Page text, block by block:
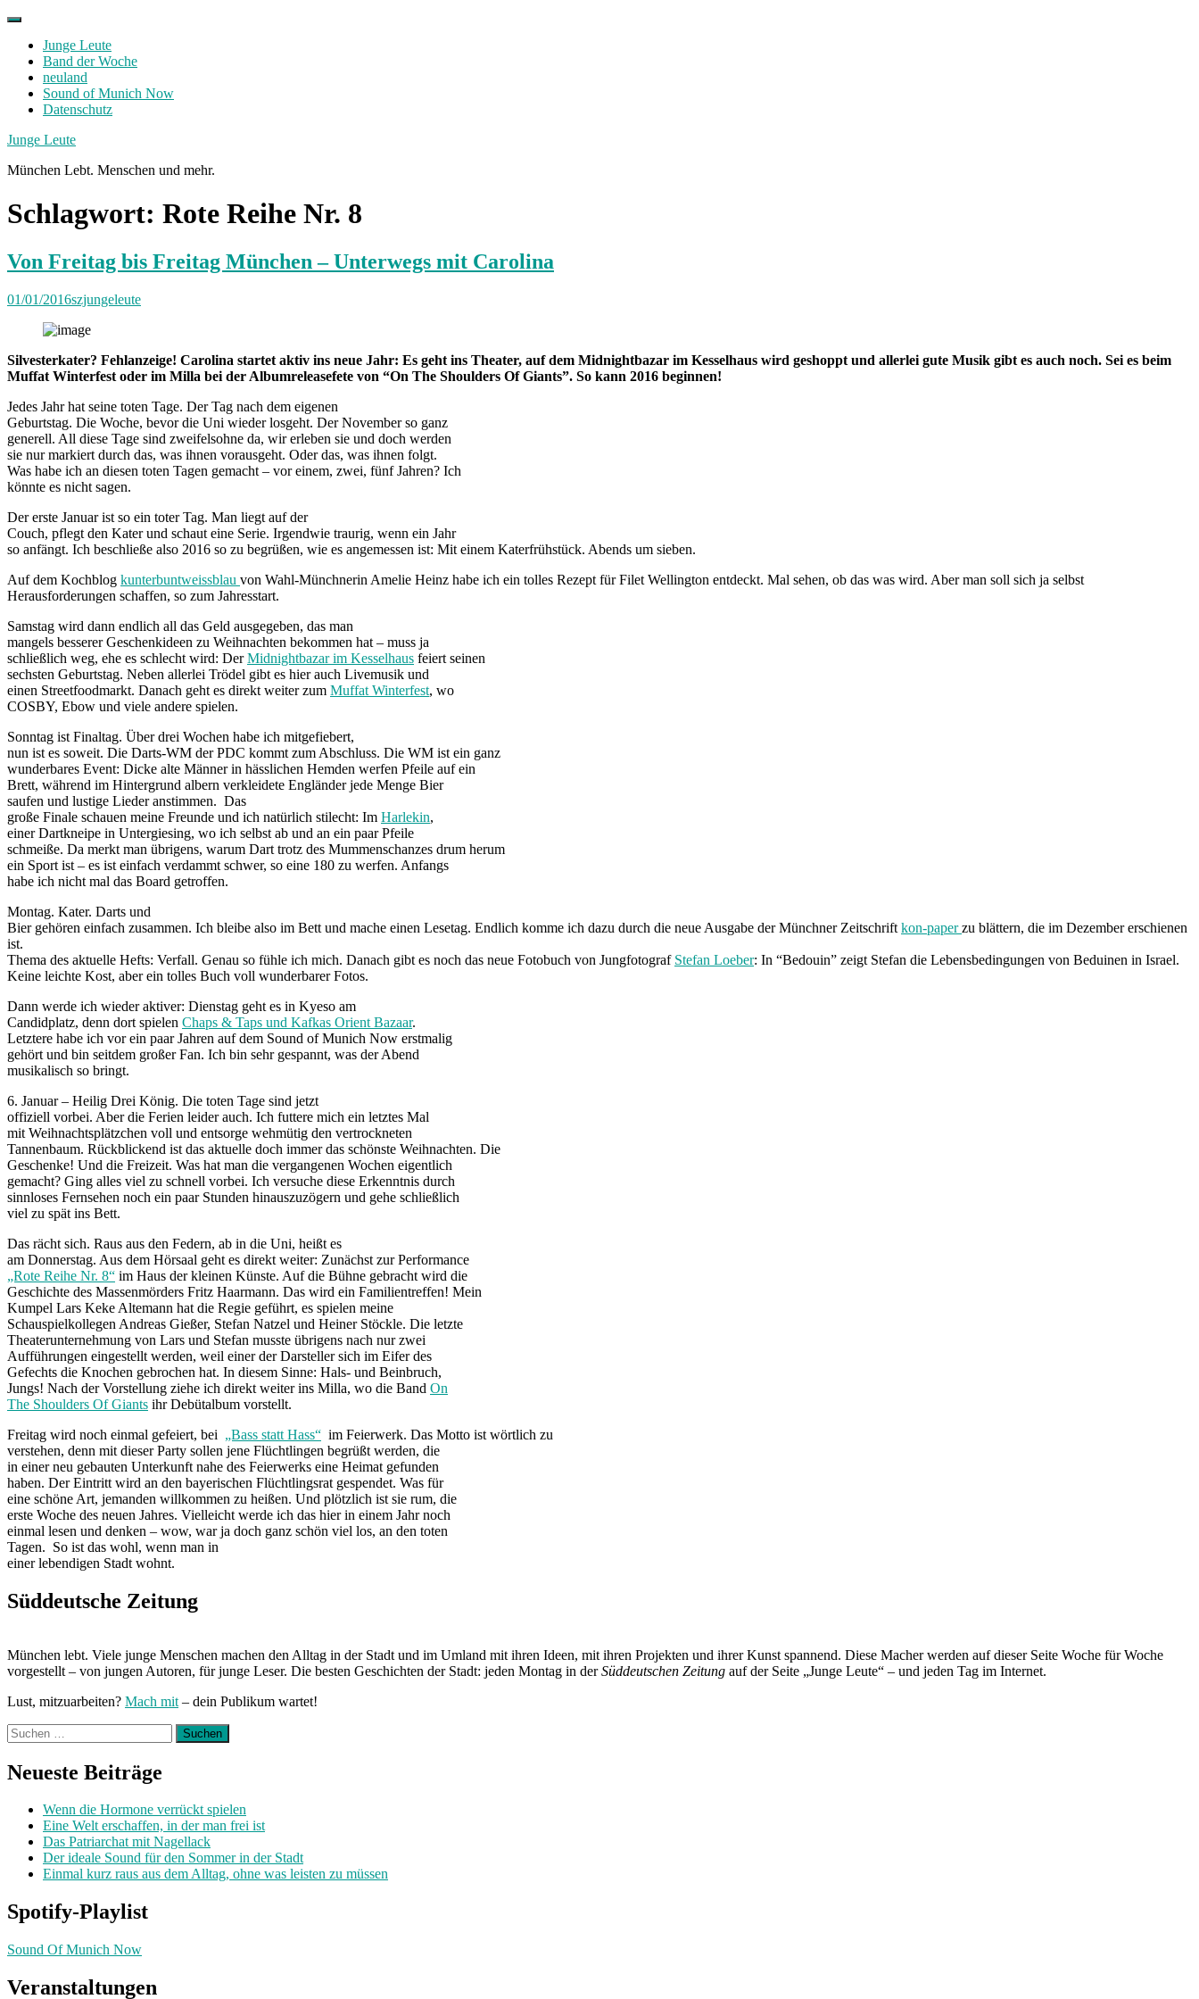
Skip
contentJunge Leute
Band der Woche
neuland
Sound of Munich Now
Datenschutz
Facebook
Twitter
Instagram
Junge Leute
München Lebt. Menschen und mehr.
Schlagwort: Rote Reihe Nr. 8
Von Freitag bis Freitag München – Unterwegs mit Carolina
01/01/2016szjungeleute
Silvesterkater? Fehlanzeige! Carolina startet aktiv ins neue Jahr: Es geht ins Theater, auf dem Midnightbazar im Kesselhaus wird geshoppt und allerlei gute Musik gibt es auch noch. Sei es beim
Muffat Winterfest oder im Milla bei der Albumreleasefete von “On The Shoulders Of Giants”. So kann 2016 beginnen!
Jedes Jahr hat seine toten Tage. Der Tag nach dem eigenen
Geburtstag. Die Woche, bevor die Uni wieder losgeht. Der November so ganz
generell. All diese Tage sind zweifelsohne da, wir erleben sie und doch werden
sie nur markiert durch das, was ihnen vorausgeht. Oder das, was ihnen folgt.
Was habe ich an diesen toten Tagen gemacht – vor einem, zwei, fünf Jahren? Ich
könnte es nicht sagen.
Der erste Januar ist so ein toter Tag. Man liegt auf der
Couch, pflegt den Kater und schaut eine Serie. Irgendwie traurig, wenn ein Jahr
so anfängt. Ich beschließe also 2016 so zu begrüßen, wie es angemessen ist: Mit einem Katerfrühstück. Abends um sieben.
Auf dem Kochblog kunterbuntweissblau von Wahl-Münchnerin Amelie Heinz habe ich ein tolles Rezept für Filet Wellington entdeckt. Mal sehen, ob das was wird. Aber man soll sich ja selbst
Herausforderungen schaffen, so zum Jahresstart.
Samstag wird dann endlich all das Geld ausgegeben, das man
mangels besserer Geschenkideen zu Weihnachten bekommen hat – muss ja
schließlich weg, ehe es schlecht wird: DerMidnightbazar im Kesselhaus feiert seinen
sechsten Geburtstag. Neben allerlei Trödel gibt es hier auch Livemusik und
einen Streetfoodmarkt. Danach geht es direkt weiter zum Muffat Winterfest, wo
COSBY, Ebow und viele andere spielen.
Sonntag ist Finaltag. Über drei Wochen habe ich mitgefiebert,
nun ist es soweit. Die Darts-WM der PDC kommt zum Abschluss. Die WM ist ein ganz
wunderbares Event: Dicke alte Männer in hässlichen Hemden werfen Pfeile auf ein
Brett, während im Hintergrund albern verkleidete Engländer jede Menge Bier
saufen und lustige Lieder anstimmen. Das
große Finale schauen meine Freunde und ich natürlich stilecht: Im Harlekin,
einer Dartkneipe in Untergiesing, wo ich selbst ab und an ein paar Pfeile
schmeiße. Da merkt man übrigens, warum Dart trotz des Mummenschanzes drum herum
ein Sport ist – es ist einfach verdammt schwer, so eine 180 zu werfen. Anfangs
habe ich nicht mal das Board getroffen.
Montag. Kater. Darts und
Bier gehören einfach zusammen. Ich bleibe also im Bett und mache einen Lesetag. Endlich komme ich dazu durch die neue Ausgabe der Münchner Zeitschrift kon-paperzu blättern, die im Dezember erschienen
ist.
Thema des aktuelle Hefts: Verfall. Genau so fühle ich mich. Danach gibt es noch das neue Fotobuch von Jungfotograf Stefan Loeber: In “Bedouin” zeigt Stefan die Lebensbedingungen von Beduinen in Israel.
Keine leichte Kost, aber ein tolles Buch voll wunderbarer Fotos.
Dann werde ich wieder aktiver: Dienstag geht es in Kyeso am
Candidplatz, denn dort spielen Chaps & Taps und Kafkas Orient Bazaar.
Letztere habe ich vor ein paar Jahren auf dem Sound of Munich Now erstmalig
gehört und bin seitdem großer Fan. Ich bin sehr gespannt, was der Abend
musikalisch so bringt.
6. Januar – Heilig Drei König. Die toten Tage sind jetzt
offiziell vorbei. Aber die Ferien leider auch. Ich futtere mich ein letztes Mal
mit Weihnachtsplätzchen voll und entsorge wehmütig den vertrockneten
Tannenbaum. Rückblickend ist das aktuelle doch immer das schönste Weihnachten. Die
Geschenke! Und die Freizeit. Was hat man die vergangenen Wochen eigentlich
gemacht? Ging alles viel zu schnell vorbei. Ich versuche diese Erkenntnis durch
sinnloses Fernsehen noch ein paar Stunden hinauszuzögern und gehe schließlich
viel zu spät ins Bett.
Das rächt sich. Raus aus den Federn, ab in die Uni, heißt es
am Donnerstag. Aus dem Hörsaal geht es direkt weiter: Zunächst zur Performance
„Rote Reihe Nr. 8“ im Haus der kleinen Künste. Auf die Bühne gebracht wird die
Geschichte des Massenmörders Fritz Haarmann. Das wird ein Familientreffen! Mein
Kumpel Lars Keke Altemann hat die Regie geführt, es spielen meine
Schauspielkollegen Andreas Gießer, Stefan Natzel und Heiner Stöckle. Die letzte
Theaterunternehmung von Lars und Stefan musste übrigens nach nur zwei
Aufführungen eingestellt werden, weil einer der Darsteller sich im Eifer des
Gefechts die Knochen gebrochen hat. In diesem Sinne: Hals- und Beinbruch,
Jungs! Nach der Vorstellung ziehe ich direkt weiter ins Milla, wo die Band On
The Shoulders Of Giants ihr Debütalbum vorstellt.
Freitag wird noch einmal gefeiert, bei „Bass statt Hass“ im Feierwerk. Das Motto ist wörtlich zu
verstehen, denn mit dieser Party sollen jene Flüchtlingen begrüßt werden, die
in einer neu gebauten Unterkunft nahe des Feierwerks eine Heimat gefunden
haben. Der Eintritt wird an den bayerischen Flüchtlingsrat gespendet. Was für
eine schöne Art, jemanden willkommen zu heißen. Und plötzlich ist sie rum, die
erste Woche des neuen Jahres. Vielleicht werde ich das hier in einem Jahr noch
einmal lesen und denken – wow, war ja doch ganz schön viel los, an den toten
Tagen. So ist das wohl, wenn man in
einer lebendigen Stadt wohnt.
Süddeutsche Zeitung
München lebt. Viele junge Menschen machen den Alltag in der Stadt und im Umland mit ihren Ideen, mit ihren Projekten und ihrer Kunst spannend. Diese Macher werden auf dieser Seite Woche für Woche
vorgestellt – von jungen Autoren, für junge Leser. Die besten Geschichten der Stadt: jeden Montag in derSüddeutschen Zeitung auf der Seite „Junge Leute“ – und jeden Tag im Internet.
Lust, mitzuarbeiten? Mach mit – dein Publikum wartet!
Suchen
nach:
Neueste Beiträge
Wenn die Hormone verrückt spielen
Eine Welt erschaffen, in der man frei ist
Das Patriarchat mit Nagellack
Der ideale Sound für den Sommer in der Stadt
Einmal kurz raus aus dem Alltag, ohne was leisten zu müssen
Spotify-Playlist
Sound Of Munich Now
Veranstaltungen